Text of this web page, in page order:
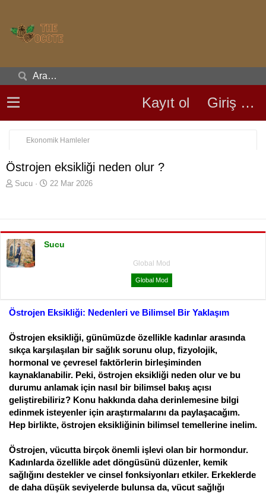
Kayıt ol Giriş yap
Ekonomik Hamleler
Östrojen eksikliği neden olur ?
K
u
b
a
ş
a
Sucu
B
n
g
i
22 Mar 2026
Sucu
Global Mod
Global Mod
Östrojen Eksikliği: Nedenleri ve Bilimsel Bir Yaklaşım
Östrojen eksikliği, günümüzde özellikle kadınlar arasında
sıkça karşılaşılan bir sağlık sorunu olup, fizyolojik,
hormonal ve çevresel faktörlerin birleşiminden
kaynaklanabilir. Peki, östrojen eksikliği neden olur ve bu
durumu anlamak için nasıl bir bilimsel bakış açısı
geliştirebiliriz? Konu hakkında daha derinlemesine bilgi
edinmek isteyenler için araştırmalarını da paylaşacağım.
Hep birlikte, östrojen eksikliğinin bilimsel temellerine inelim.
Östrojen, vücutta birçok önemli işlevi olan bir hormondur.
Kadınlarda özellikle adet döngüsünü düzenler, kemik
sağlığını destekler ve cinsel fonksiyonları etkiler. Erkeklerde
de daha düşük seviyelerde bulunsa da, vücut sağlığı